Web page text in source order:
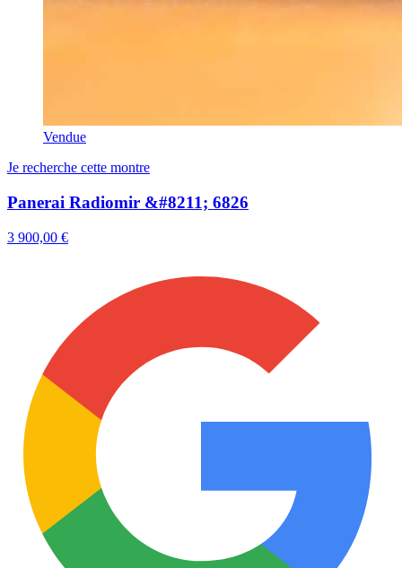
Vendue
Je recherche cette montre
Panerai Radiomir &#8211; 6826
3 900,00 €